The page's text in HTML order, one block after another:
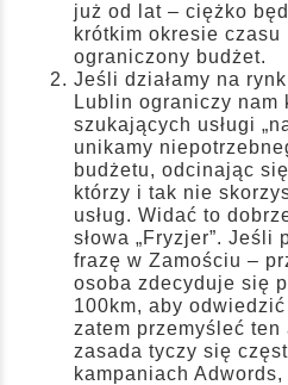
już od lat – ciężko
krótkim okresie
ograniczony budżet.
Jeśli działamy na
Lublin ograniczy nam
szukających usługi
unikamy
budżetu, odcinając
którzy i tak nie
usług. Widać to
słowa „Fryzjer”. Jeśli
frazę w Zamościu –
osoba zdecyduje się
100km, aby
zatem przemyśleć ten
zasada tyczy się
kampaniach